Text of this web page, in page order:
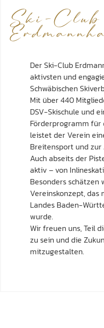
Ski-Club
Der Ski-Club
aktivsten und
Schwäbischen
Mit über 440
DSV-Skischule und
Förderprogramm für
leistet der Verein
Breitensport und zur
Auch abseits der
aktiv – von
Besonders schätzen
Vereinskonzept,
Landes Baden-
wurde.
Wir freuen uns, Teil
zu sein und die
mitzugestalten.